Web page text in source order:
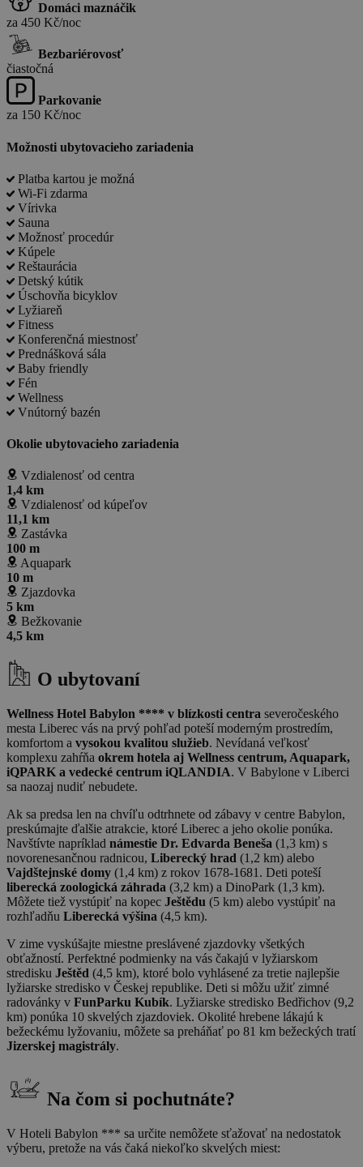
Domáci maznáčik
za 450 Kč/noc
Bezbariérovosť
čiastočná
Parkovanie
za 150 Kč/noc
Možnosti ubytovacieho zariadenia
Platba kartou je možná
Wi-Fi zdarma
Vírivka
Sauna
Možnosť procedúr
Kúpele
Reštaurácia
Detský kútik
Úschovňa bicyklov
Lyžiareň
Fitness
Konferenčná miestnosť
Prednášková sála
Baby friendly
Fén
Wellness
Vnútorný bazén
Okolie ubytovacieho zariadenia
Vzdialenosť od centra
1,4 km
Vzdialenosť od kúpeľov
11,1 km
Zastávka
100 m
Aquapark
10 m
Zjazdovka
5 km
Bežkovanie
4,5 km
O ubytovaní
Wellness Hotel Babylon **** v blízkosti centra severočeského
mesta Liberec vás na prvý pohľad poteší moderným prostredím,
komfortom a vysokou kvalitou služieb. Nevídaná veľkosť
komplexu zahŕňa okrem hotela aj Wellness centrum, Aquapark,
iQPARK a vedecké centrum iQLANDIA. V Babylone v Liberci
sa naozaj nudiť nebudete.
Ak sa predsa len na chvíľu odtrhnete od zábavy v centre Babylon,
preskúmajte ďalšie atrakcie, ktoré Liberec a jeho okolie ponúka.
Navštívte napríklad námestie Dr. Edvarda Beneša (1,3 km) s
novorenesančnou radnicou, Liberecký hrad (1,2 km) alebo
Vajdštejnské domy (1,4 km) z rokov 1678-1681. Deti poteší
liberecká zoologická záhrada (3,2 km) a DinoPark (1,3 km).
Môžete tiež vystúpiť na kopec Ještědu (5 km) alebo vystúpiť na
rozhľadňu Liberecká výšina (4,5 km).
V zime vyskúšajte miestne preslávené zjazdovky všetkých
obťažností. Perfektné podmienky na vás čakajú v lyžiarskom
stredisku Ještěd (4,5 km), ktoré bolo vyhlásené za tretie najlepšie
lyžiarske stredisko v Českej republike. Deti si môžu užiť zimné
radovánky v FunParku Kubík. Lyžiarske stredisko Bedřichov (9,2
km) ponúka 10 skvelých zjazdoviek. Okolité hrebene lákajú k
bežeckému lyžovaniu, môžete sa preháňať po 81 km bežeckých tratí
Jizerskej magistrály.
Na čom si pochutnáte?
V Hoteli Babylon *** sa určite nemôžete sťažovať na nedostatok
výberu, pretože na vás čaká niekoľko skvelých miest: